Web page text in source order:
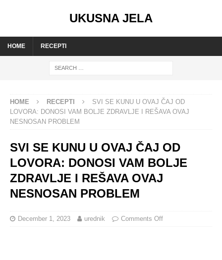
UKUSNA JELA
HOME RECEPTI
HOME RECEPTI
SVI SE KUNU U OVAJ ČAJ OD
LOVORA: DONOSI VAM BOLJE ZDRAVLJE I REŠAVA OVAJ
NESNOSAN PROBLEM
SVI SE KUNU U OVAJ ČAJ OD
LOVORA: DONOSI VAM BOLJE
ZDRAVLJE I REŠAVA OVAJ
NESNOSAN PROBLEM
December 1, 2023 urednik Comments Off